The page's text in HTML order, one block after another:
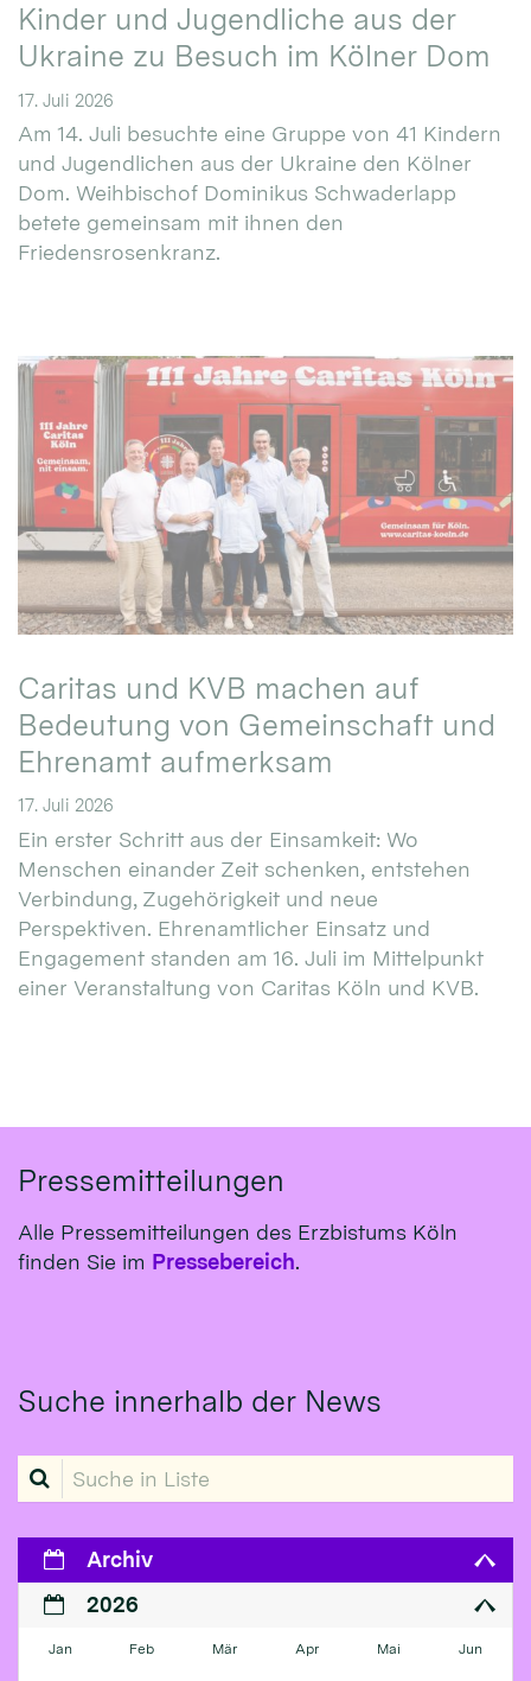
Kinder und Jugendliche aus der
Ukraine zu Besuch im Kölner Dom
17. Juli 2026
Am 14. Juli besuchte eine Gruppe von 41 Kindern
und Jugendlichen aus der Ukraine den Kölner
Dom. Weihbischof Dominikus Schwaderlapp
betete gemeinsam mit ihnen den
Friedensrosenkranz.
Caritas und KVB machen auf
Bedeutung von Gemeinschaft und
Ehrenamt aufmerksam
17. Juli 2026
Ein erster Schritt aus der Einsamkeit: Wo
Menschen einander Zeit schenken, entstehen
Verbindung, Zugehörigkeit und neue
Perspektiven. Ehrenamtlicher Einsatz und
Engagement standen am 16. Juli im Mittelpunkt
einer Veranstaltung von Caritas Köln und KVB.
Pressemitteilungen
Alle Pressemitteilungen des Erzbistums Köln
finden Sie im Pressebereich.
Suche innerhalb der News
Suche in Liste
Archiv
2026
Jan Feb Mär Apr Mai Jun